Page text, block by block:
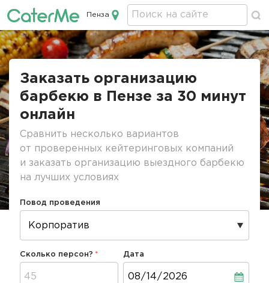
Кейтеринг в Пензе
Пенза
Строка
Заказать организацию
барбекю в Пензе за 30 минут
онлайн
Сравнить несколько вариантов
от проверенных кейтеринговых компаний
и заказать организацию выездного барбекю
на лучших условиях
Повод проведения
Сколько персон? Дата